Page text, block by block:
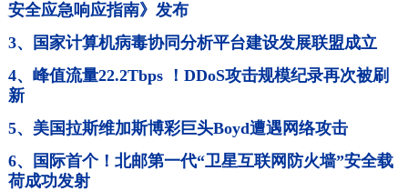
安全应急响应指南》发布
3、国家计算机病毒协同分析平台建设发展联盟成立
4、峰值流量22.2Tbps ！DDoS攻击规模纪录再次被刷
新
5、美国拉斯维加斯博彩巨头Boyd遭遇网络攻击
6、国际首个！北邮第一代“卫星互联网防火墙”安全载
荷成功发射